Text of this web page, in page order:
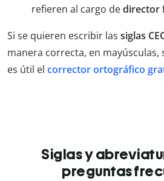
refieren al cargo dedirector
Si se quieren escribir las siglas
manera correcta, en mayúsculas,
es útil el corrector ortográfico
Siglas y
preguntas